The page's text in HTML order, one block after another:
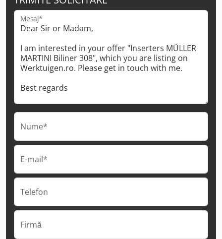
Mesaj*
Nume*
E-mail*
Telefon
Firmă